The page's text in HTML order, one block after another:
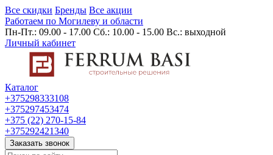
Все скидки Бренды Все акции
Работаем по Могилеву и области
Пн-Пт.: 09.00 - 17.00 Сб.: 10.00 - 15.00 Вс.: выходной
Личный кабинет
Каталог
+375298333108
+375297453474
+375 (22) 270-15-84
+375292421340
Заказать звонок